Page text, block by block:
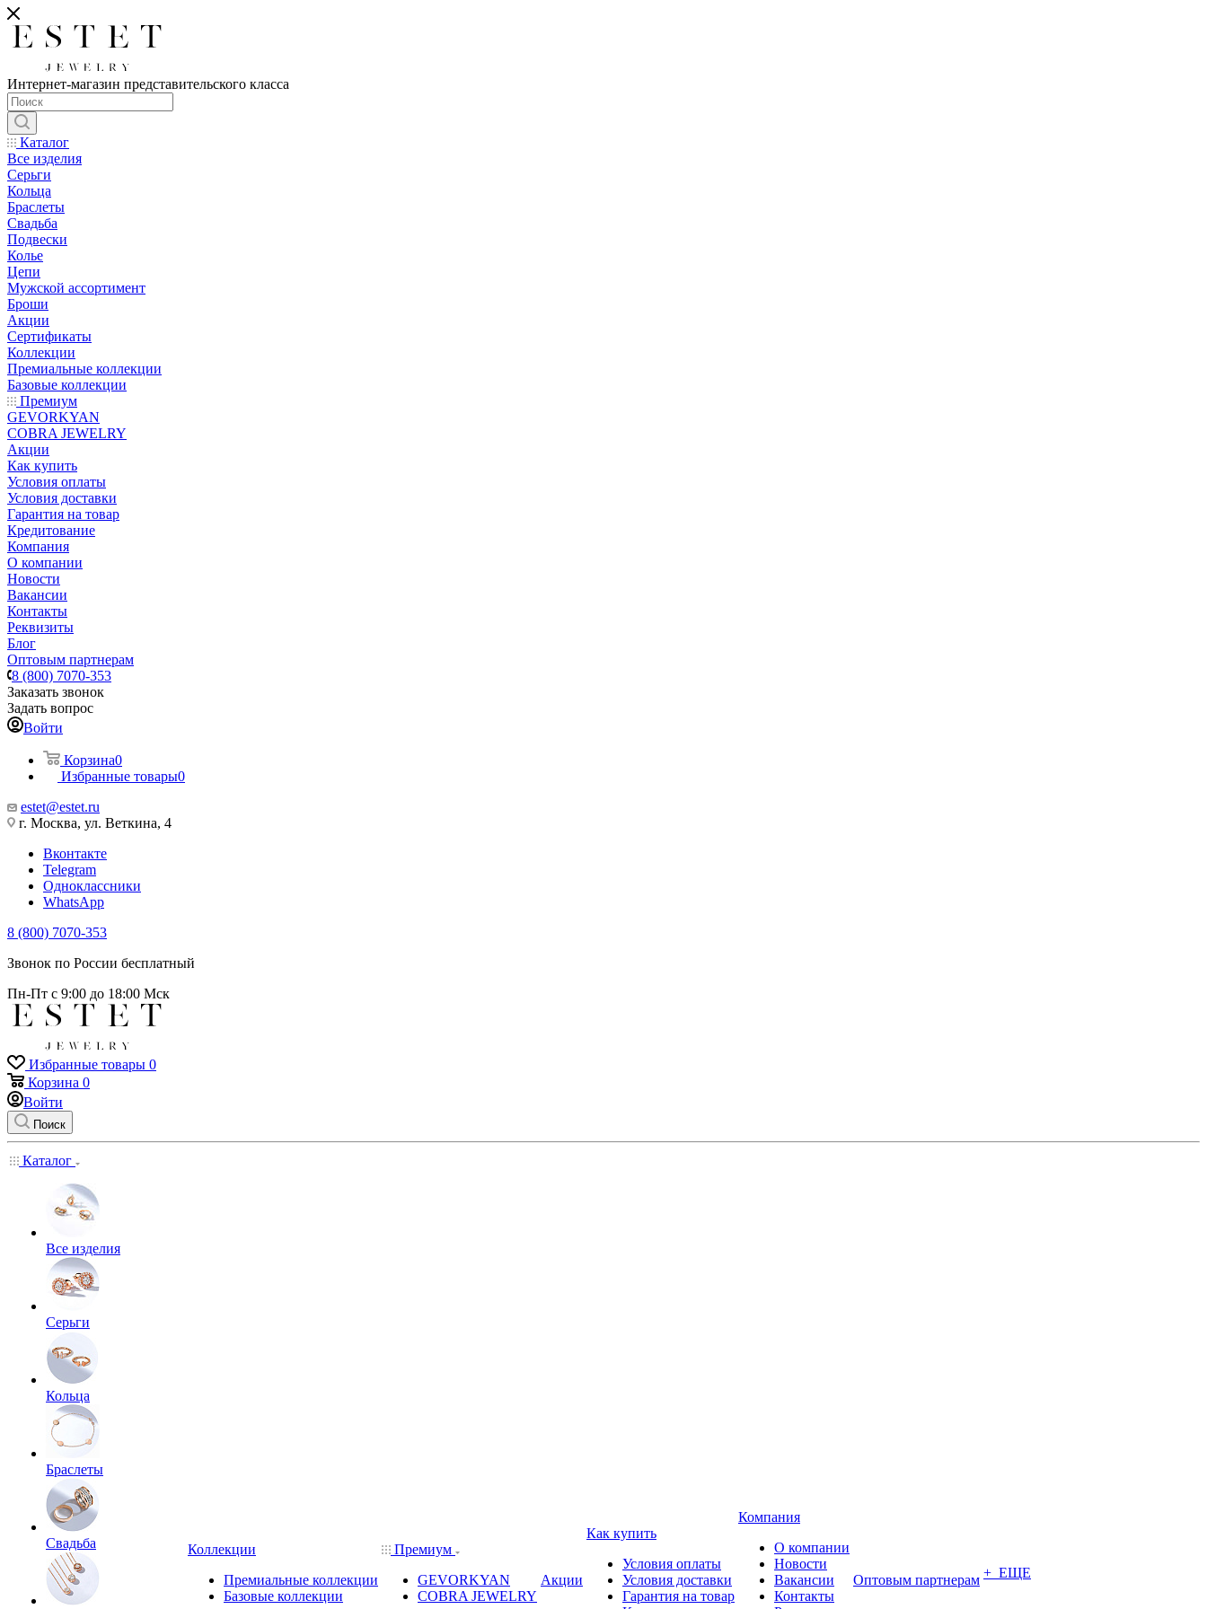
Интернет-магазин представительского класса
Каталог
Все изделия
Серьги
Кольца
Браслеты
Свадьба
Подвески
Колье
Цепи
Мужской ассортимент
Броши
Акции
Сертификаты
Коллекции
Премиальные коллекции
Базовые коллекции
Премиум
GEVORKYAN
COBRA JEWELRY
Акции
Как купить
Условия оплаты
Условия доставки
Гарантия на товар
Кредитование
Компания
О компании
Новости
Вакансии
Контакты
Реквизиты
Блог
Оптовым партнерам
8 (800) 7070-353
Заказать звонок
Задать вопрос
Войти
Корзина0
Избранные товары0
estet@estet.ru
г. Москва, ул. Веткина, 4
Вконтакте
Telegram
Одноклассники
WhatsApp
8 (800) 7070-353
Звонок по России бесплатный
Пн-Пт с 9:00 до 18:00 Мск
Избранные товары 0
Корзина 0
Войти
Поиск
Каталог
Все изделия
Серьги
Кольца
Браслеты
Свадьба
Коллекции
Премиальные коллекции
Базовые коллекции
Премиум
GEVORKYAN
COBRA JEWELRY
Акции
Как купить
Условия оплаты
Условия доставки
Гарантия на товар
Компания
О компании
Новости
Вакансии
Контакты
Оптовым партнерам + ЕЩЕ